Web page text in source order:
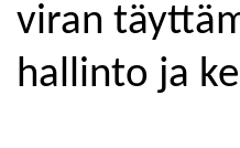
viran
hallinto ja